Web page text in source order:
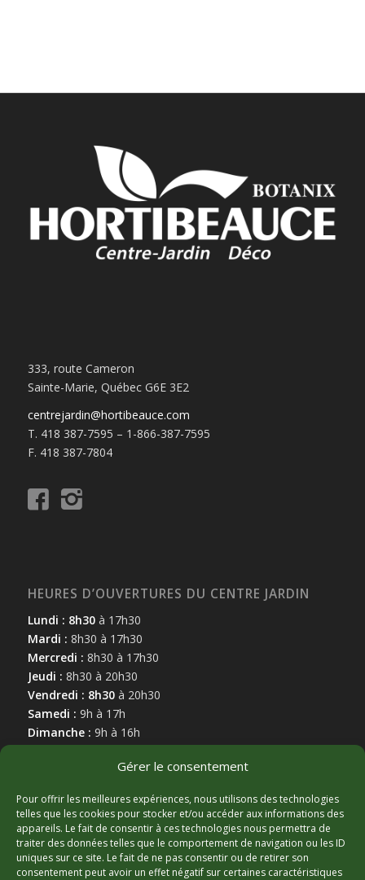
Gérer le consentement
Pour offrir les meilleures expériences, nous utilisons des technologies
telles que les cookies pour stocker et/ou accéder aux informations des
appareils. Le fait de consentir à ces technologies nous permettra de
traiter des données telles que le comportement de navigation ou les ID
uniques sur ce site. Le fait de ne pas consentir ou de retirer son
consentement peut avoir un effet négatif sur certaines caractéristiques
333, route Cameron
Sainte-Marie, Québec G6E 3E2
centrejardin@hortibeauce.com
T. 418 387-7595 – 1-866-387-7595
F. 418 387-7804
HEURES D’OUVERTURES DU CENTRE JARDIN
Lundi : 8h30à 17h30
Mardi : 8h30 à 17h30
Mercredi : 8h30 à 17h30
Jeudi : 8h30 à 20h30
Vendredi : 8h30à 20h30
Samedi : 9h à 17h
Dimanche : 9h à 16h
MARCHAND AFFILIÉ